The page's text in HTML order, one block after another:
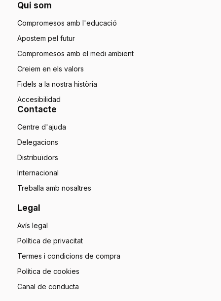
Qui som
Compromesos amb l'educació
Apostem pel futur
Compromesos amb el medi ambient
Creiem en els valors
Fidels a la nostra història
Accesibilidad
Contacte
Centre d'ajuda
Delegacions
Distribuïdors
Internacional
Treballa amb nosaltres
Legal
Avís legal
Política de privacitat
Termes i condicions de compra
Política de cookies
Canal de conducta